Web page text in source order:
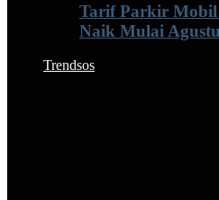
Tarif Parkir
Naik Mulai
Trendsos